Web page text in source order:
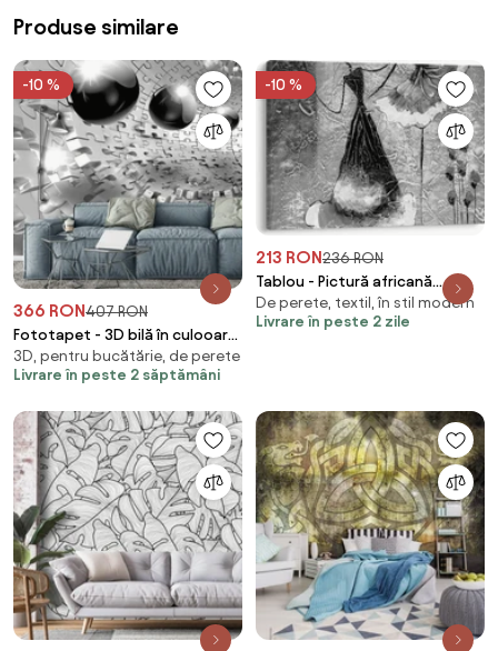
Produse similare
-10 %
366 RON407 RON
Fototapet - 3D bilă în culooare
gri (254x184 cm)
3D, pentru bucătărie, de perete
Livrare în peste 2 săptămâni
-10 %
213 RON236 RON
Tablou - Pictură africană
(70x50 cm)
De perete, textil, în stil modern
Livrare în peste 2 zile